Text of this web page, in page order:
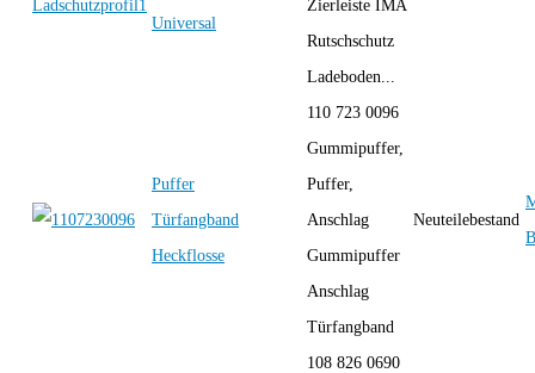
Universal
Zierleiste IMA
Rutschschutz
Ladeboden...
Puffer
Türfangband
Heckflosse
110 723 0096
Gummipuffer,
Puffer,
Anschlag
Gummipuffer
Anschlag
Türfangband
Neuteilebestand
108 826 0690